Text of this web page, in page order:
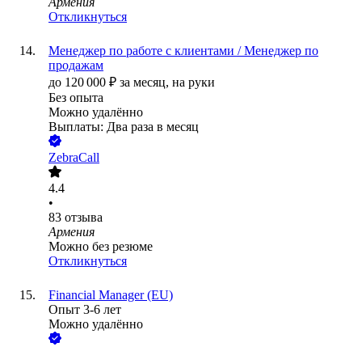
Откликнуться
Менеджер по работе с клиентами / Менеджер по
продажам
до 120 000 ₽ за месяц, на руки
Без опыта
Можно удалённо
Выплаты: Два раза в месяц
ZebraCall
4.4
•
83 отзыва
Армения
Можно без резюме
Откликнуться
Financial Manager (EU)
Опыт 3-6 лет
Можно удалённо